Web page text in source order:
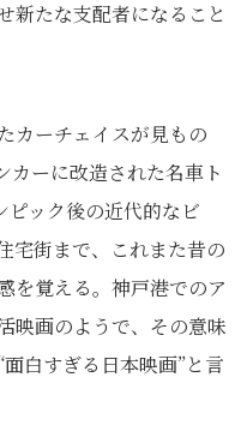
新たな支配者になること
カーチェイスが見もの
カーに改造された名車ト
ック後の近代的なビ
宅街まで、これまた昔の
を覚える。神戸港でのア
映画のようで、その意味
白すぎる日本映画”と言